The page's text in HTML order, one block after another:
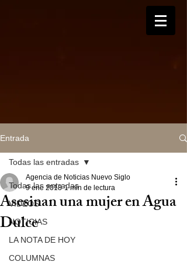
Entrada
Todas las entradas
VIDEOS
NOTICIAS
LA NOTA DE HOY
COLUMNAS
Todas las entradas
Asesinan una mujer en Agua
Dulce
Agencia de Noticias Nuevo Siglo
9 ene 2018 1 min de lectura